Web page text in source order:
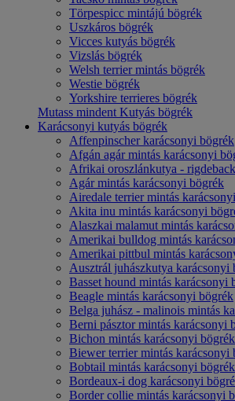
Törpespicc mintájú bögrék
Uszkáros bögrék
Vicces kutyás bögrék
Vizslás bögrék
Welsh terrier mintás bögrék
Westie bögrék
Yorkshire terrieres bögrék
Mutass mindent Kutyás bögrék
Karácsonyi kutyás bögrék
Affenpinscher karácsonyi bögrék
Afgán agár mintás karácsonyi
Afrikai oroszlánkutya -
Agár mintás karácsonyi bögrék
Airedale terrier mintás
Akita inu mintás karácsonyi
Alaszkai malamut mintás
Amerikai bulldog mintás
Amerikai pittbul mintás
Ausztrál juhászkutya karácsonyi
Basset hound mintás karácsonyi
Beagle mintás karácsonyi bögrék
Belga juhász - malinois mintás
Berni pásztor mintás karácsonyi
Bichon mintás karácsonyi bögrék
Biewer terrier mintás karácsonyi
Bobtail mintás karácsonyi bögrék
Bordeaux-i dog karácsonyi
Border collie mintás karácsonyi